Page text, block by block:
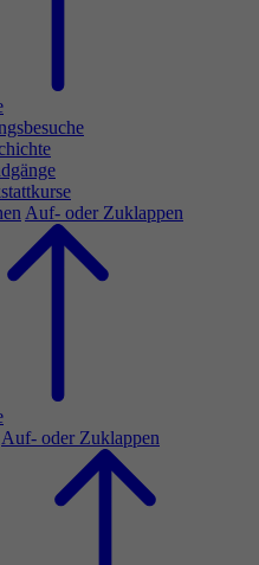
Auf- oder Zuklappen
Auf- oder Zuklappen